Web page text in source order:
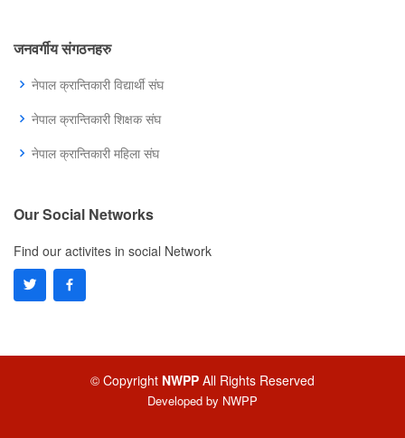
जनवर्गीय संगठनहरु
नेपाल क्रान्तिकारी विद्यार्थी संघ
नेपाल क्रान्तिकारी शिक्षक संघ
नेपाल क्रान्तिकारी महिला संघ
Our Social Networks
Find our activites in social Network
© Copyright NWPP All Rights Reserved
Developed by NWPP